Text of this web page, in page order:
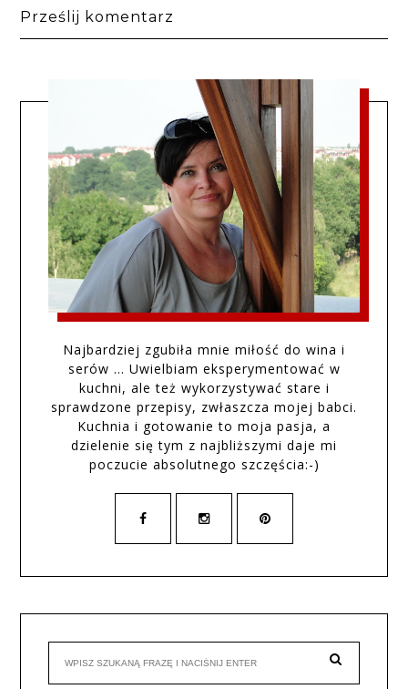
Prześlij komentarz
Najbardziej zgubiła mnie miłość do wina i
serów … Uwielbiam eksperymentować w
kuchni, ale też wykorzystywać stare i
sprawdzone przepisy, zwłaszcza mojej babci.
Kuchnia i gotowanie to moja pasja, a
dzielenie się tym z najbliższymi daje mi
poczucie absolutnego szczęścia:-)